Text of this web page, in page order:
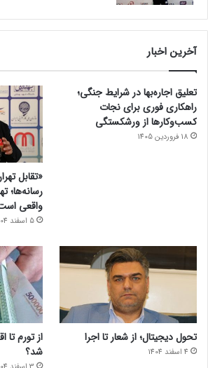
آخرین اخبار
تعلیق اجاره‌بها در شرایط جنگی؛
راهکاری فوری برای نجات
کسب‌وکارها از ورشکستگی
18 فروردین 1405
«تقابل
رسانه‌ها؛
واقعی
5 اسفند 1404
تحول دیجیتال؛ از شعار تا اجرا
4 اسفند 1404
از تورم تا
شد؟